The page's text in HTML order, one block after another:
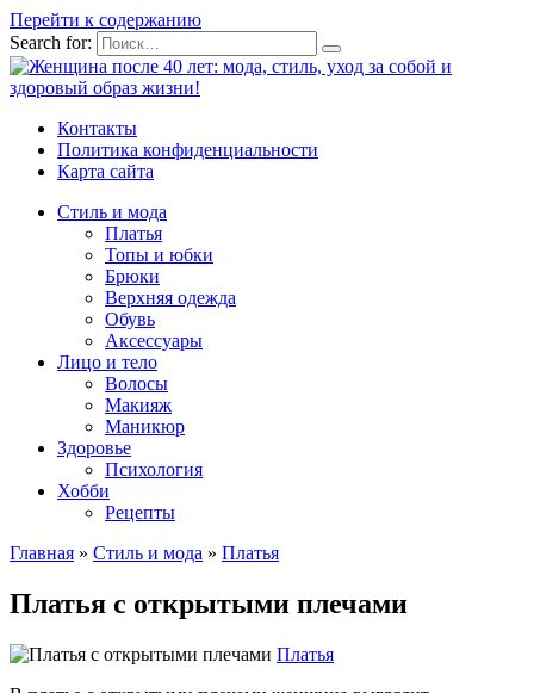
Перейти к содержанию
Search for:
Контакты
Политика конфиденциальности
Карта сайта
Стиль и мода
Платья
Топы и юбки
Брюки
Верхняя одежда
Обувь
Аксессуары
Лицо и тело
Волосы
Макияж
Маникюр
Здоровье
Психология
Хобби
Рецепты
Главная » Стиль и мода » Платья
Платья с открытыми плечами
Платья